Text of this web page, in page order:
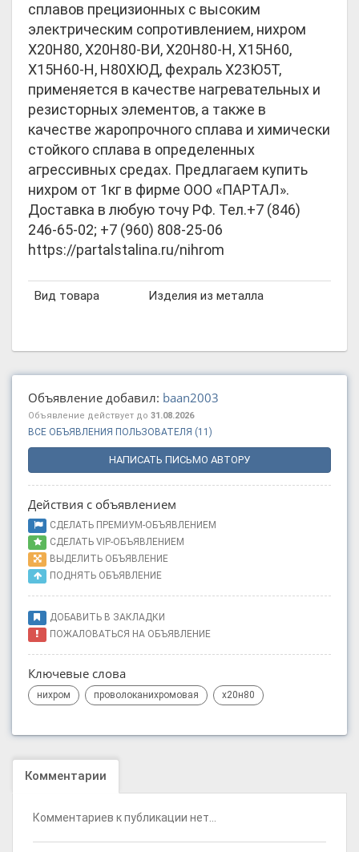
сплавов прецизионных с высоким
электрическим сопротивлением, нихром
Х20Н80, Х20Н80-ВИ, Х20Н80-Н, Х15Н60,
Х15Н60-Н, Н80ХЮД, фехраль Х23Ю5Т,
применяется в качестве нагревательных и
резисторных элементов, а также в
качестве жаропрочного сплава и химически
стойкого сплава в определенных
агрессивных средах. Предлагаем купить
нихром от 1кг в фирме ООО «ПАРТАЛ».
Доставка в любую точу РФ. Тел.+7 (846)
246-65-02; +7 (960) 808-25-06
https://partalstalina.ru/nihrom
Вид товара Изделия из металла
Объявление добавил: baan2003
Объявление действует до 31.08.2026
ВСЕ ОБЪЯВЛЕНИЯ ПОЛЬЗОВАТЕЛЯ (11)
НАПИСАТЬ ПИСЬМО АВТОРУ
Действия с объявлением
СДЕЛАТЬ ПРЕМИУМ-ОБЪЯВЛЕНИЕМ
СДЕЛАТЬ VIP-ОБЪЯВЛЕНИЕМ
ВЫДЕЛИТЬ ОБЪЯВЛЕНИЕ
ПОДНЯТЬ ОБЪЯВЛЕНИЕ
ДОБАВИТЬ В ЗАКЛАДКИ
ПОЖАЛОВАТЬСЯ НА ОБЪЯВЛЕНИЕ
Ключевые слова
нихром проволоканихромовая х20н80
Комментарии
Комментариев к публикации нет...